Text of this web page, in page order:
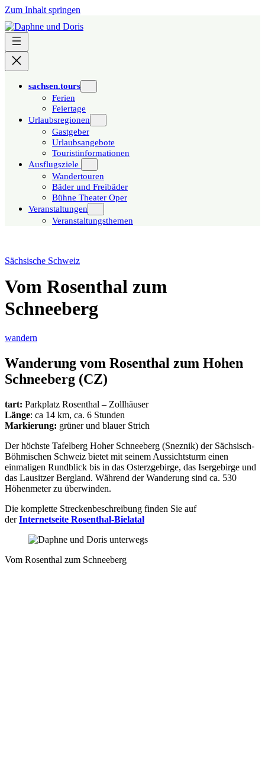
Zum Inhalt springen
sachsen.tours
Ferien
Feiertage
Urlaubsregionen
Gastgeber
Urlaubsangebote
Touristinformationen
Ausflugsziele
Wandertouren
Bäder und Freibäder
Bühne Theater Oper
Veranstaltungen
Veranstaltungsthemen
Sächsische Schweiz
Vom Rosenthal zum
Schneeberg
wandern
Wanderung vom Rosenthal zum Hohen
Schneeberg (CZ)
tart: Parkplatz Rosenthal – Zollhäuser
Länge: ca 14 km, ca. 6 Stunden
Markierung: grüner und blauer Strich
Der höchste Tafelberg Hoher Schneeberg (Sneznik) der Sächsisch-
Böhmischen Schweiz bietet mit seinem Aussichtsturm einen
einmaligen Rundblick bis in das Osterzgebirge, das Isergebirge und
das Lausitzer Bergland. Während der Wanderung sind ca. 530
Höhenmeter zu überwinden.
Die komplette Streckenbeschreibung finden Sie auf
derInternetseite Rosenthal-Bielatal
Vom Rosenthal zum Schneeberg